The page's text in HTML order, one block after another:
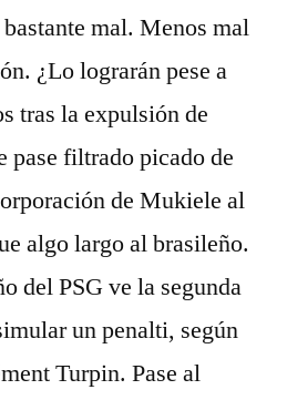
mal. Menos mal
¿Lo lograrán pese a
tras la expulsión de
pase filtrado picado de
de Mukiele al
algo largo al brasileño.
del PSG ve la segunda
un penalti, según
Turpin. Pase al